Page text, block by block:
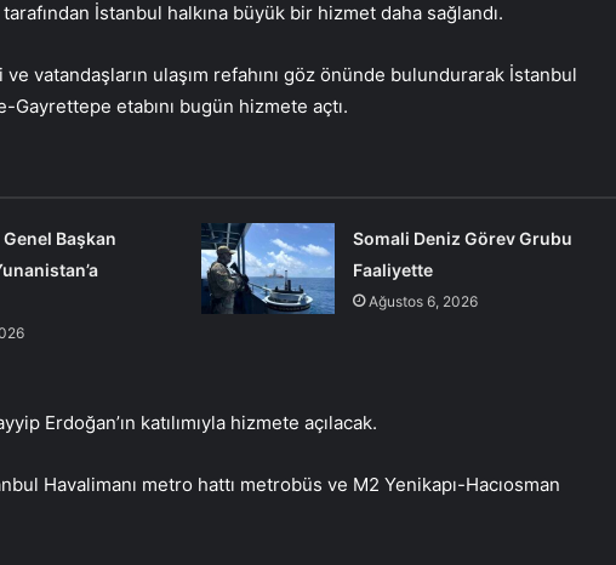
tarafından İstanbul halkına büyük bir hizmet daha sağlandı.
vatandaşların ulaşım refahını göz önünde bulundurarak İstanbul
Gayrettepe etabını bugün hizmete açtı.
Başkan
Somali Deniz Görev Grubu
Faaliyette
Ağustos 6, 2026
Erdoğan’ın katılımıyla hizmete açılacak.
Havalimanı metro hattı metrobüs ve M2 Yenikapı-Hacıosman